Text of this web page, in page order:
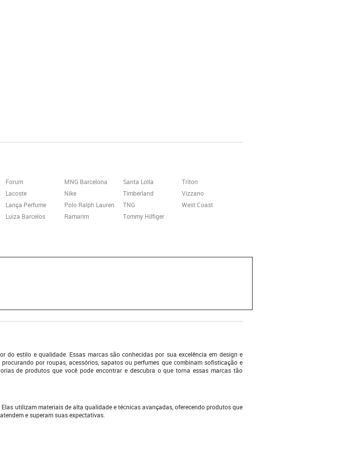
Forum
Lacoste
Lança Perfume
Luiza Barcelos
MNG Barcelona
Nike
Polo Ralph Lauren
Ramarim
Santa Lolla
Timberland
TNG
Tommy Hilfiger
Triton
Vizzano
West Coast
do estilo e qualidade. Essas marcas são conhecidas por sua excelência em design e
por roupas, acessórios, sapatos ou perfumes que combinam sofisticação e
de produtos que você pode encontrar e descubra o que torna essas marcas tão
utilizam materiais de alta qualidade e técnicas avançadas, oferecendo produtos que
e superam suas expectativas.